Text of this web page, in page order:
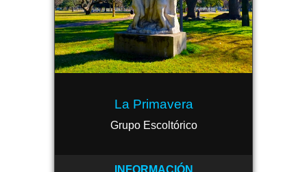
La Primavera
Grupo Escoltórico